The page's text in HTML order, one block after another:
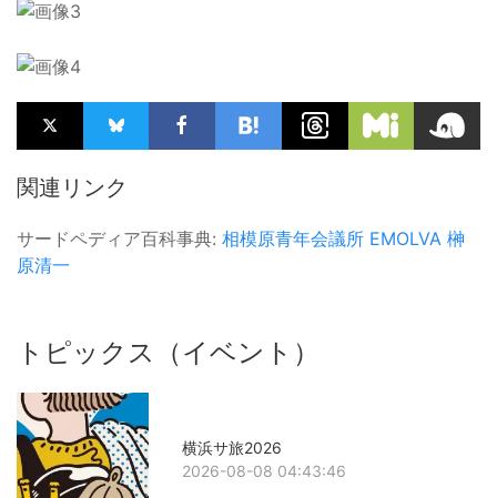
関連リンク
サードペディア百科事典: 相模原青年会議所 EMOLVA 榊󠄀
原清一
トピックス（イベント）
横浜サ旅2026
2026-08-08 04:43:46